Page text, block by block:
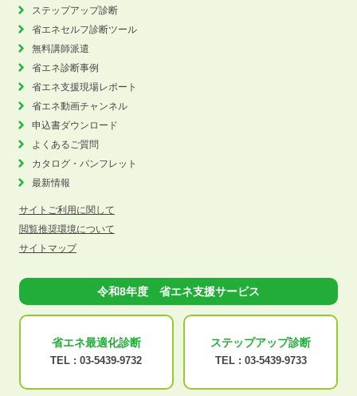
ステップアップ診断
省エネセルフ診断ツール
無料講師派遣
省エネ診断事例
省エネ支援現場レポート
省エネ動画チャンネル
申込書ダウンロード
よくあるご質問
カタログ・パンフレット
最新情報
サイトご利用に関して
閲覧推奨環境について
サイトマップ
令和8年度 省エネ支援サービス
省エネ最適化診断
TEL : 03-5439-9732
ステップアップ診断
TEL : 03-5439-9733